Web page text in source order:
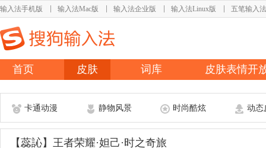
输入法手机版 输入法Mac版 输入法企业版 输入法Linux版 五笔输入法
首页 皮肤 词库 皮肤表情开
卡通动漫 静物风景 时尚酷炫 动态
【蕊訫】王者荣耀·妲己·时之奇旅